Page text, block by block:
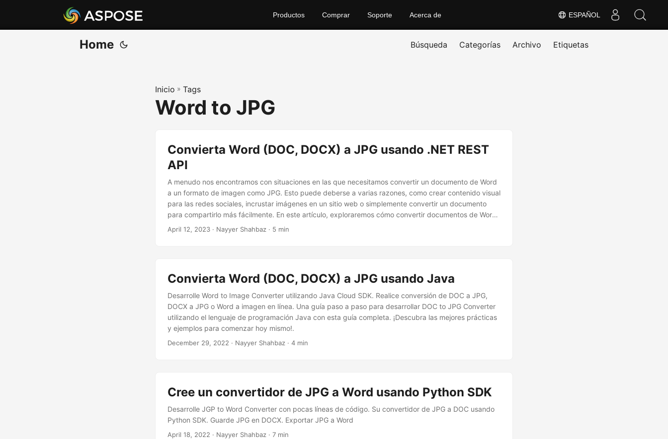
ESPAÑOL
Productos Comprar Soporte Acerca de
Home Búsqueda Categorías Archivo Etiquetas
Inicio » Tags
Word to JPG
Convierta Word (DOC, DOCX) a JPG usando .NET REST
API
A menudo nos encontramos con situaciones en las que necesitamos convertir un documento de Word
a un formato de imagen como JPG. Esto puede deberse a varias razones, como crear contenido visual
para las redes sociales, incrustar imágenes en un sitio web o simplemente convertir un documento
para compartirlo más fácilmente. En este artículo, exploraremos cómo convertir documentos de Word
a imágenes JPG usando C# .NET y Cloud SDK, y discutiremos diferentes enfoques para lograr esta
April 12, 2023 · Nayyer Shahbaz · 5 min
Convierta Word (DOC, DOCX) a JPG usando Java
Desarrolle Word to Image Converter utilizando Java Cloud SDK. Realice conversión de DOC a JPG,
DOCX a JPG o Word a imagen en línea. Una guía paso a paso para desarrollar DOC to JPG Converter
utilizando el lenguaje de programación Java con esta guía completa. ¡Descubra las mejores prácticas
y ejemplos para comenzar hoy mismo!.
December 29, 2022 · Nayyer Shahbaz · 4 min
Cree un convertidor de JPG a Word usando Python SDK
Desarrolle JGP to Word Converter con pocas líneas de código. Su convertidor de JPG a DOC usando
Python SDK. Guarde JPG en DOCX. Exportar JPG a Word
April 18, 2022 · Nayyer Shahbaz · 7 min